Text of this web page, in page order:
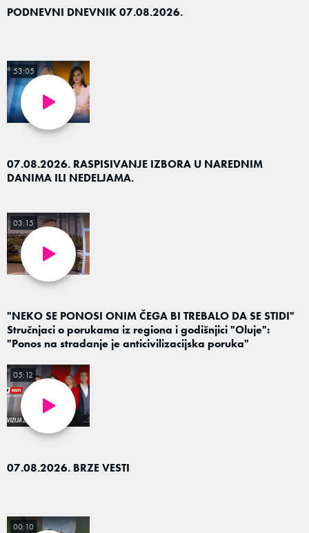
PODNEVNI DNEVNIK 07.08.2026.
07.08.2026. RASPISIVANJE IZBORA U NAREDNIM
DANIMA ILI NEDELJAMA.
53:05
"NEKO SE PONOSI ONIM ČEGA BI TREBALO DA SE STIDI"
Stručnjaci o porukama iz regiona i godišnjici "Oluje":
"Ponos na stradanje je anticivilizacijska poruka"
03:15
07.08.2026. BRZE VESTI
05:12
00:10